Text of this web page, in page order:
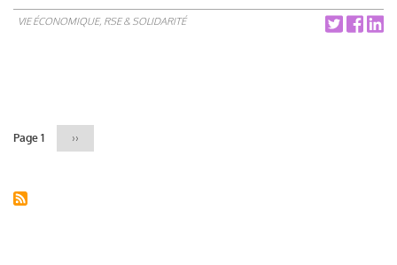
VIE ÉCONOMIQUE, RSE & SOLIDARITÉ
Page 1
Page
››